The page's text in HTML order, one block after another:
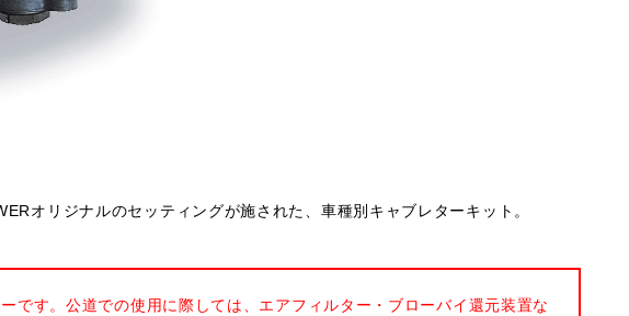
オリジナルのセッティングが施された、車種別キャブレターキット。
です。公道での使用に際しては、エアフィルター・ブローバイ還元装置な